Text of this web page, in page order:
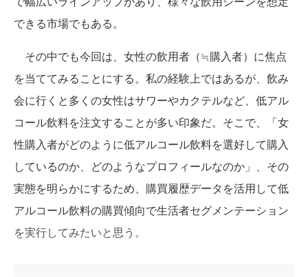
できる市場でもある。
その中でも今回は、女性の飲用者（≒購入者）に焦点
を当ててみることにする。私の経験上ではあるが、飲み
会に行くと多くの女性はサワーやカクテルなど、低アル
コール飲料を注文することが多い印象だ。そこで、「女
性購入者がどのように低アルコール飲料を選好して購入
しているのか、どのようなプロフィールなのか」、その
実態を明らかにするため、購買履歴データを活用して低
アルコール飲料の購買傾向で生活者セグメンテーション
を実行してみたいと思う。